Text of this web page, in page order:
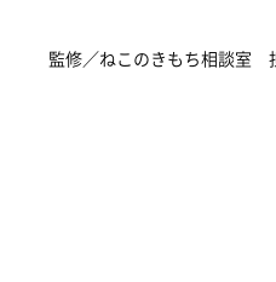
監修／ねこのきもち相談室